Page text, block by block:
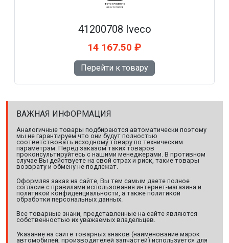
41200708 Iveco
14 167.50 ₽
Перейти к товару
ВАЖНАЯ ИНФОРМАЦИЯ
Аналогичные товары подбираются автоматически поэтому
мы не гарантируем что они будут полностью
соответствовать исходному товару по техническим
параметрам. Перед заказом таких товаров
проконсультируйтесь с нашими менеджерами. В противном
случае Вы действуете на свой страх и риск, такие товары
возврату и обмену не подлежат.
Оформляя заказ на сайте, Вы тем самым даете полное
согласие с правилами использования интернет-магазина и
политикой конфиденциальности, а также политикой
обработки персональных данных.
Все товарные знаки, представленные на сайте являются
собственностью их уважаемых владельцев.
Указание на сайте товарных знаков (наименование марок
автомобилей, производителей запчастей) используется для